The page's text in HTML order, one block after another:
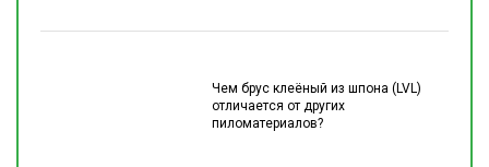
Чем брус клеёный из шпона (LVL)
отличается от других
пиломатериалов?